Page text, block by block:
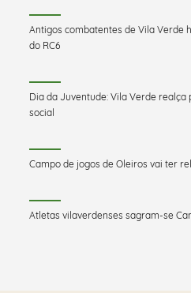
Antigos combatentes de Vila Verde
do RC6
Dia da Juventude: Vila Verde
social
Campo de jogos de Oleiros vai ter
Atletas vilaverdenses sagram-se